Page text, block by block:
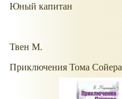
Юный капитан
Твен М.
Приключения Тома Сойера